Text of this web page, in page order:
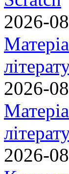
2026-
2026-
2026-